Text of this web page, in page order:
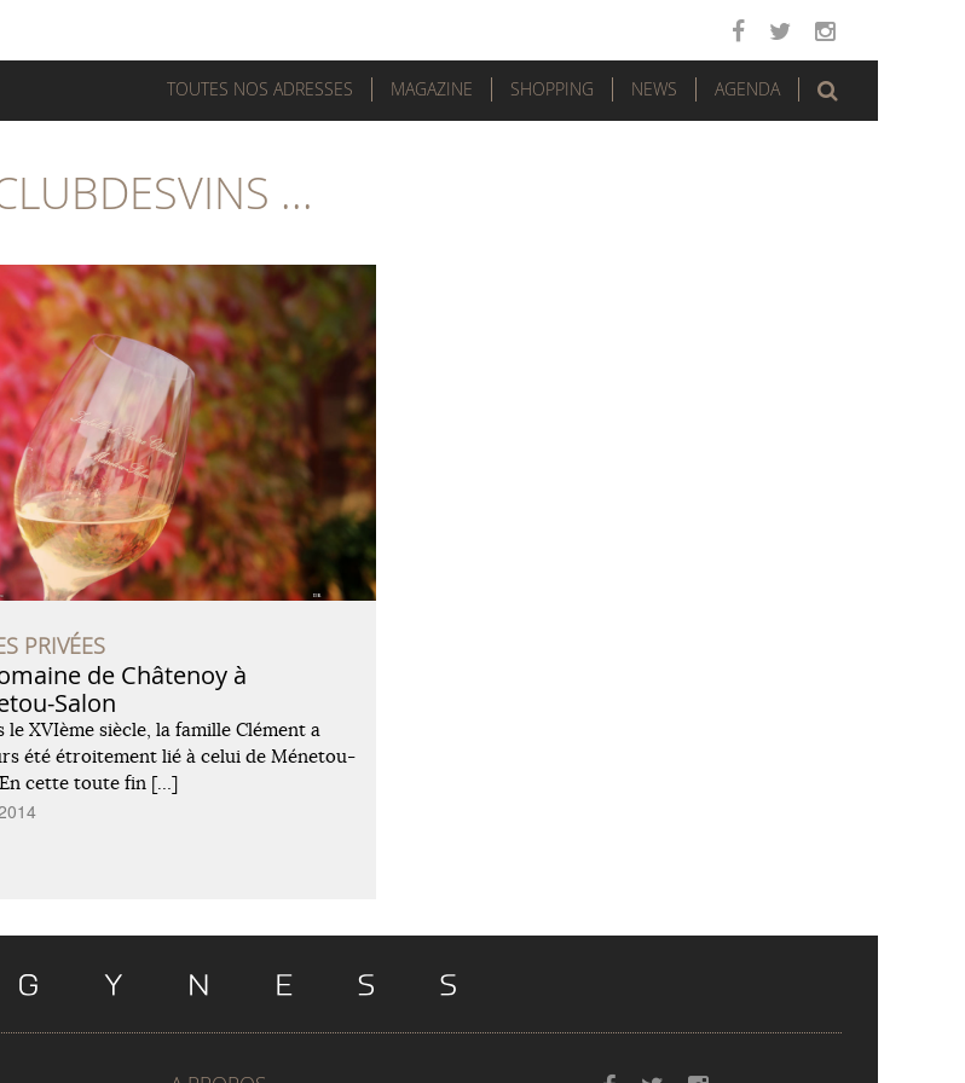
TOUTES NOS ADRESSES MAGAZINE SHOPPING NEWS AGENDA
...
PRIVÉES
de Châtenoy à
Salon
le XVIème siècle, la famille Clément a
été étroitement lié à celui de Ménetou-
cette toute fin […]